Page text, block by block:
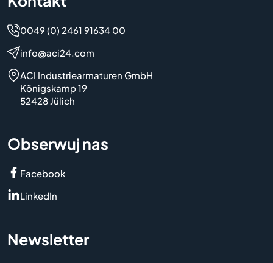
0049 (0) 2461 91634 00
info@aci24.com
ACI Industriearmaturen GmbH
Königskamp 19
52428 Jülich
Obserwuj nas
Facebook
LinkedIn
Newsletter